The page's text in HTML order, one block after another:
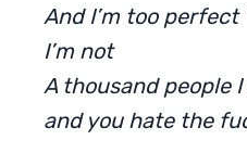
And I’m too perfect
I’m not
A thousand people
and you hate the